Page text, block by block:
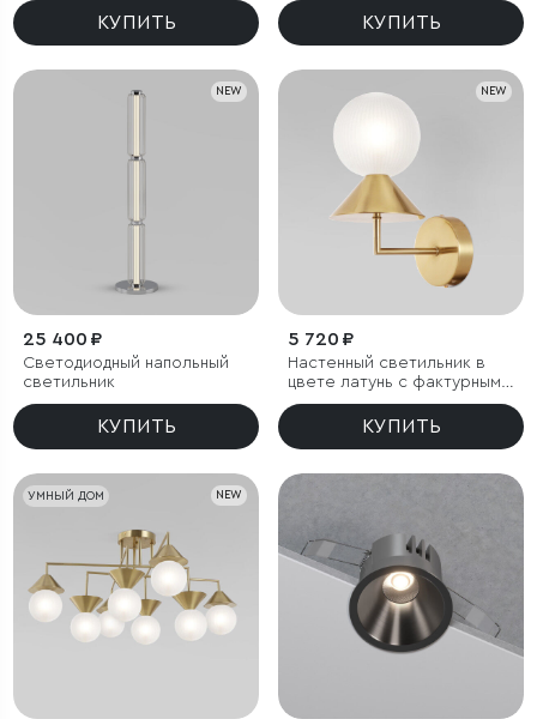
КУПИТЬ КУПИТЬ
NEW
25 400 ₽
Светодиодный напольный
светильник
КУПИТЬ
NEW
5 720 ₽
Настенный светильник в
цвете латунь с фактурным
плафоном
КУПИТЬ
УМНЫЙ ДОМ NEW